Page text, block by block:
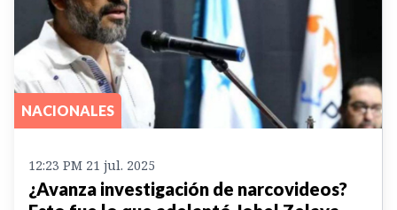
NACIONALES
12:23 PM 21 jul. 2025
¿Avanza investigación de narcovideos?